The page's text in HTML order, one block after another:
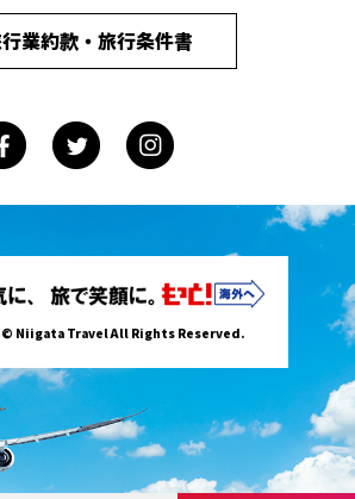
業約款・旅行条件書
Niigata Travel All Rights Reserved.